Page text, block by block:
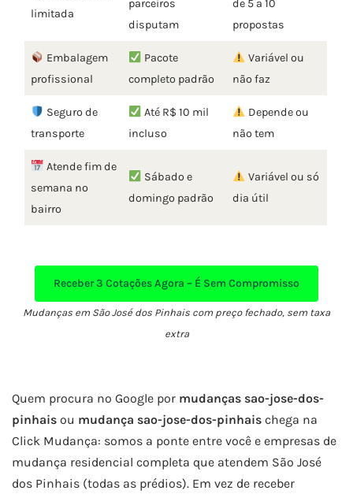
limitada
parceiros
disputam
de 5 a 10
propostas
Embalagem
profissional
Pacote
completo padrão
Variável ou
não faz
Seguro de
transporte
Até R$ 10 mil
incluso
Depende ou
não tem
Atende fim de
semana no
bairro
Sábado e
domingo padrão
Variável ou só
dia útil
Receber3 Cotações Agora – É Sem Compromisso
Mudanças em São José dos Pinhais com preço fechado, sem taxa
extra
Quem procura no Google por mudanças sao-jose-dos-
pinhais ou mudança sao-jose-dos-pinhais chega na
Click Mudança: somos a ponte entre você e empresas de
mudança residencial completa que atendem São José
dos Pinhais (todas as prédios). Em vez de receber